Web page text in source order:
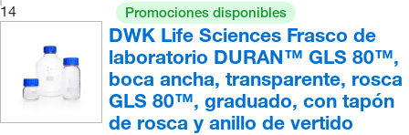
14 Promociones disponibles
DWK Life Sciences Frasco de
laboratorio DURAN™ GLS 80™,
boca ancha, transparente, rosca
GLS 80™, graduado, con tapón
de rosca y anillo de vertido